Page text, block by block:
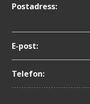
Postadress:
E-post:
Telefon: